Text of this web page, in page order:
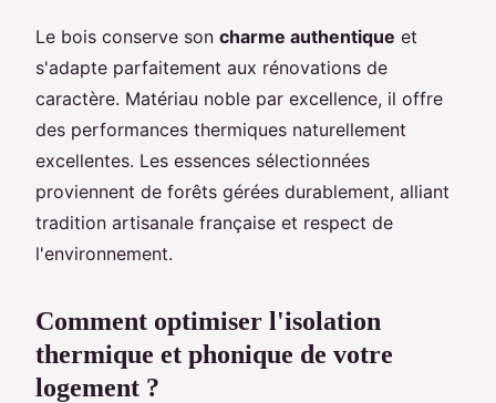
Le bois conserve son charme authentique et
s'adapte parfaitement aux rénovations de
caractère. Matériau noble par excellence, il offre
des performances thermiques naturellement
excellentes. Les essences sélectionnées
proviennent de forêts gérées durablement, alliant
tradition artisanale française et respect de
l'environnement.
Comment optimiser l'isolation
thermique et phonique de votre
logement ?